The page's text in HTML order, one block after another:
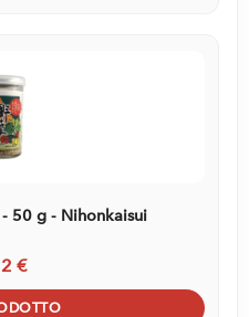
50 g - Nihonkaisui
€